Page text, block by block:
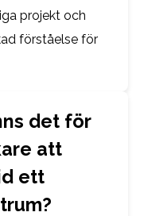
projekt och
förståelse för
det för
att
ett